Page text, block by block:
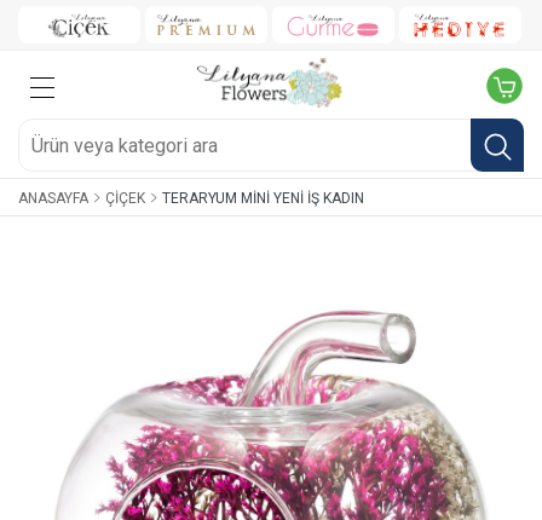
ANASAYFA ÇIÇEK TERARYUM MINI YENI İŞ KADIN